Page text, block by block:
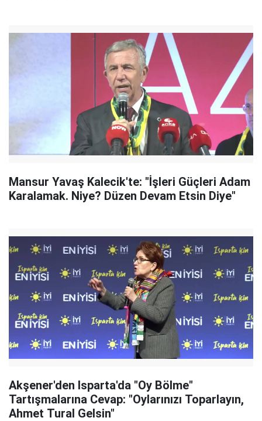
Mansur Yavaş Kalecik'te: "İşleri Güçleri Adam
Karalamak. Niye? Düzen Devam Etsin Diye"
Akşener'den Isparta'da "Oy Bölme"
Tartışmalarına Cevap: "Oylarınızı Toparlayın,
Ahmet Tural Gelsin"